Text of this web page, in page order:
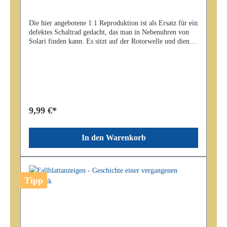
Die hier angebotene 1:1 Reproduktion ist als Ersatz für ein
defektes Schaltrad gedacht, das man in Nebenuhren von
Solari finden kann. Es sitzt auf der Rotorwelle und dient
9,99 €*
In den Warenkorb
Tipp